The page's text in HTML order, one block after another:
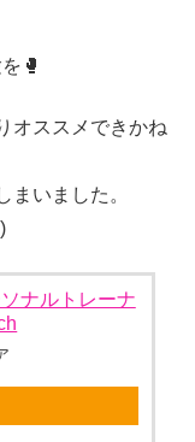
🥊
オススメできかね
まいました。
ナルトレーナ